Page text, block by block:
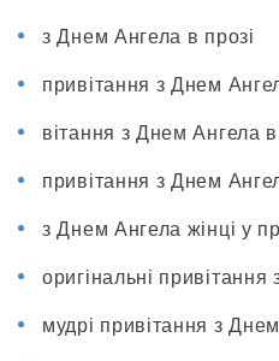
з Днем Ангела в прозі
привітання з Днем
вітання з Днем Ангела в
привітання з Днем
з Днем Ангела жінці у
оригінальні
мудрі привітання з